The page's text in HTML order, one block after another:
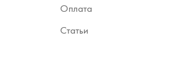
Оплата
Статьи